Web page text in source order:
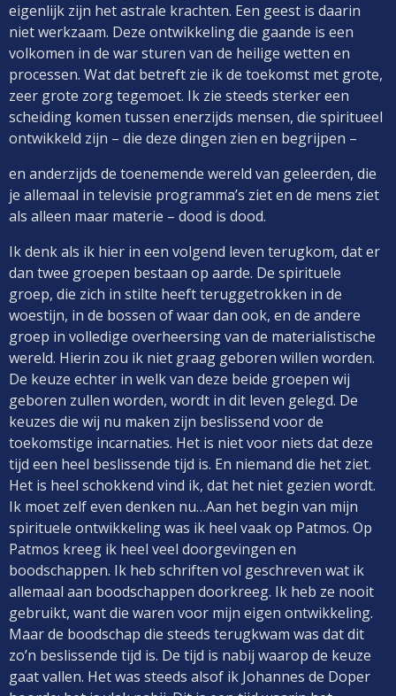
eigenlijk zijn het astrale krachten. Een geest is daarin
niet werkzaam. Deze ontwikkeling die gaande is een
volkomen in de war sturen van de heilige wetten en
processen. Wat dat betreft zie ik de toekomst met grote,
zeer grote zorg tegemoet. Ik zie steeds sterker een
scheiding komen tussen enerzijds mensen, die spiritueel
ontwikkeld zijn – die deze dingen zien en begrijpen –
en anderzijds de toenemende wereld van geleerden, die
je allemaal in televisie programma’s ziet en de mens ziet
als alleen maar materie – dood is dood.
Ik denk als ik hier in een volgend leven terugkom, dat er
dan twee groepen bestaan op aarde. De spirituele
groep, die zich in stilte heeft teruggetrokken in de
woestijn, in de bossen of waar dan ook, en de andere
groep in volledige overheersing van de materialistische
wereld. Hierin zou ik niet graag geboren willen worden.
De keuze echter in welk van deze beide groepen wij
geboren zullen worden, wordt in dit leven gelegd. De
keuzes die wij nu maken zijn beslissend voor de
toekomstige incarnaties. Het is niet voor niets dat deze
tijd een heel beslissende tijd is. En niemand die het ziet.
Het is heel schokkend vind ik, dat het niet gezien wordt.
Ik moet zelf even denken nu…Aan het begin van mijn
spirituele ontwikkeling was ik heel vaak op Patmos. Op
Patmos kreeg ik heel veel doorgevingen en
boodschappen. Ik heb schriften vol geschreven wat ik
allemaal aan boodschappen doorkreeg. Ik heb ze nooit
gebruikt, want die waren voor mijn eigen ontwikkeling.
Maar de boodschap die steeds terugkwam was dat dit
zo’n beslissende tijd is. De tijd is nabij waarop de keuze
gaat vallen. Het was steeds alsof ik Johannes de Doper